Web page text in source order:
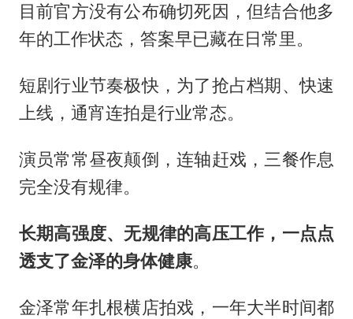
目前官方没有公布确切死因，但结合他多
年的工作状态，答案早已藏在日常里。
短剧行业节奏极快，为了抢占档期、快速
上线，通宵连拍是行业常态。
演员常常昼夜颠倒，连轴赶戏，三餐作息
完全没有规律。
长期高强度、无规律的高压工作，一点点
透支了金泽的身体健康。
金泽常年扎根横店拍戏，一年大半时间都